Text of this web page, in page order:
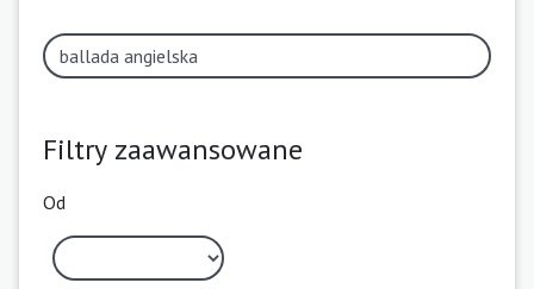
Filtry zaawansowane
Od